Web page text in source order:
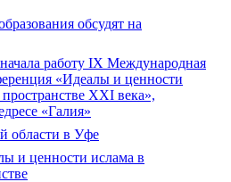
обсудят на
работу IX Международная
«Идеалы и ценности
XXI века»,
«Галия»
области в Уфе
и ценности ислама в